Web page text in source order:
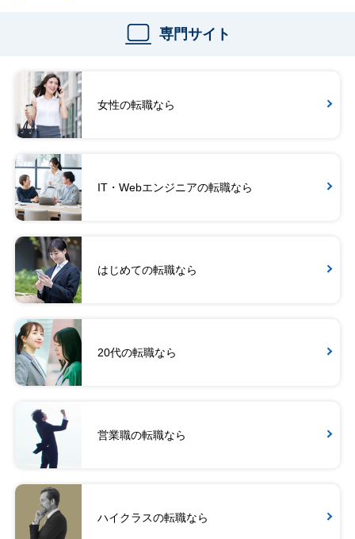
専門サイト
女性の転職なら
IT・Webエンジニアの転職なら
はじめての転職なら
20代の転職なら
営業職の転職なら
ハイクラスの転職なら